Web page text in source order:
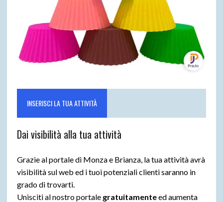
INSERISCI LA TUA ATTIVITÀ
Dai visibilità alla tua attività
Grazie al portale di Monza e Brianza, la tua attività avrà
visibilità sul web ed i tuoi potenziali clienti saranno in
grado di trovarti.
Unisciti al nostro portale gratuitamenteed aumenta